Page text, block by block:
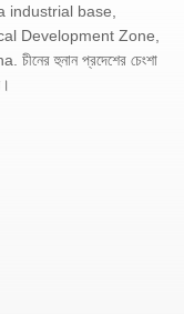
industrial base,
Development Zone,
হুনান প্রদেশের চেংশা